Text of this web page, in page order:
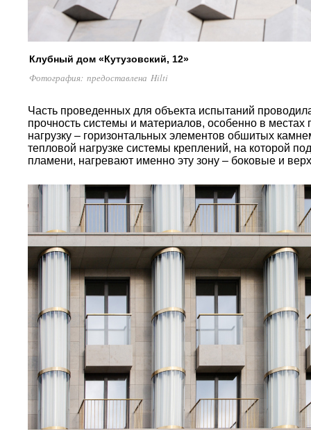
Клубный дом «Кутузовский, 12»
Фотография: предоставлена Hilti
Часть проведенных для объекта испытаний
прочность системы и материалов, особенно в
нагрузку – горизонтальных элементов обшитых
тепловой нагрузке системы креплений, на которой
пламени, нагревают именно эту зону – боковые и